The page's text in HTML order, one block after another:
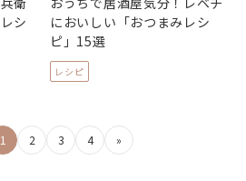
シ
においしい「おつまみレシ
ピ」15選
レシピ
1 2 3 4 »